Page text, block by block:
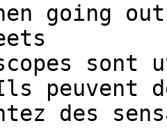
going
peuvent
des